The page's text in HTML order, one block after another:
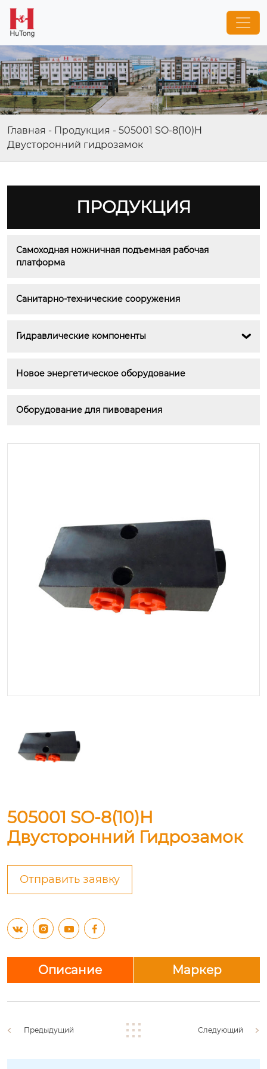
Главная - Продукция - 505001 SO-8(10)H
Двусторонний гидрозамок
ПРОДУКЦИЯ
Самоходная ножничная подъемная рабочая
платформа
Санитарно-технические сооружения
Гидравлические компоненты 
Новое энергетическое оборудование
Оборудование для пивоварения
505001 SO-8(10)H
Двусторонний Гидрозамок
Отправить заявку
   
Описание Маркер
Предыдущий Следующий